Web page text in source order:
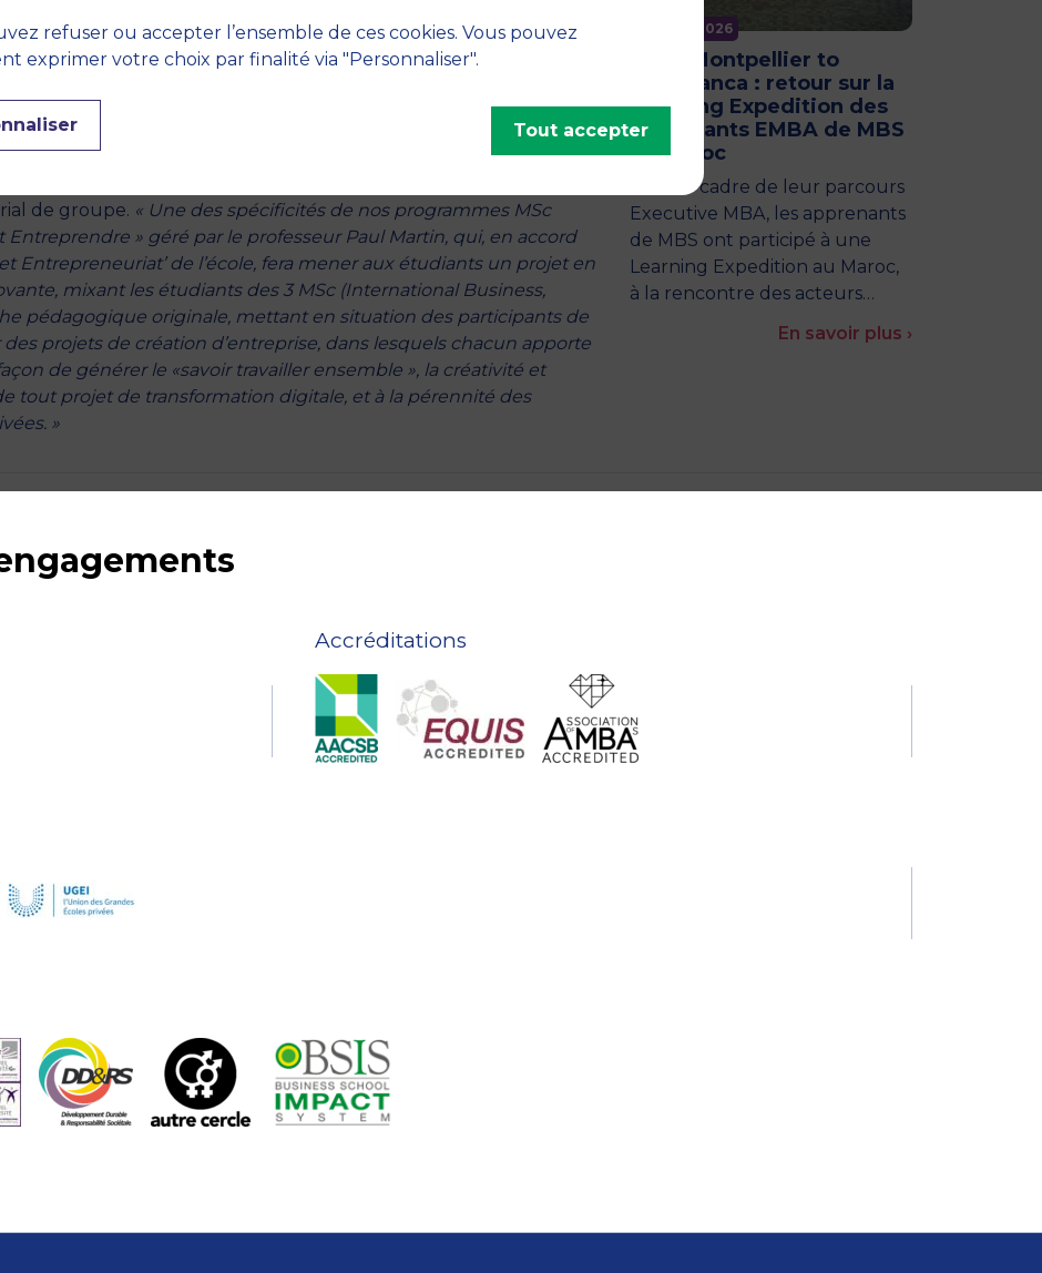
dès leur arrivée, apprendre à évoluer et à être autonome
ils ne connaissent pas forcément les codes. Nous les
au travers d’une orientation session».
prêts pour entamer leur 2ème semestre qui comprend
de groupe. « Une des spécificités de nos programmes MSc
» géré par le professeur Paul Martin, qui, en accord
Entrepreneuriat’ de l’école, fera mener aux étudiants un projet en
mixant les étudiants des 3 MSc (International Business,
pédagogique originale, mettant en situation des participants de
projets de création d’entreprise, dans lesquels chacun apporte
de générer le «savoir travailler ensemble », la créativité et
tout projet de transformation digitale, et à la pérennité des
»
11 juin 2026
From Montpellier to
Casablanca : retour sur la
Learning Expedition des
apprenants EMBA de MBS
au Maroc
Dans le cadre de leur parcours
Executive MBA, les apprenants
de MBS ont participé à une
Learning Expedition au Maroc,
à la rencontre des acteurs…
En savoir plus ›
Accréditations
refuser ou accepter l’ensemble de ces cookies. Vous pouvez
exprimer votre choix par finalité via "Personnaliser".
Tout accepter